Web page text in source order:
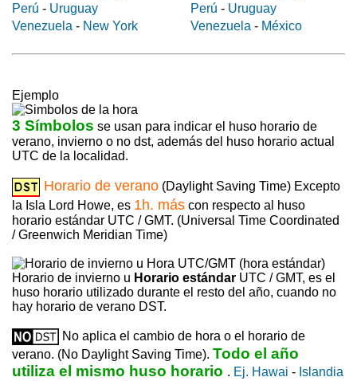
Perú - Uruguay
Venezuela - New York
Perú - Uruguay
Venezuela - México
Ejemplo
3 Símbolos se usan para indicar el huso horario de
verano, invierno o no dst, además del huso horario actual
UTC de la localidad.
Horario de verano (Daylight Saving Time) Excepto
la Isla Lord Howe, es 1h. más con respecto al huso
horario estándar UTC / GMT. (Universal Time Coordinated
/ Greenwich Meridian Time)
Horario de invierno u Horario estándar UTC / GMT, es el
huso horario utilizado durante el resto del año, cuando no
hay horario de verano DST.
No aplica el cambio de hora o el horario de
verano. (No Daylight Saving Time). Todo el año
utiliza el mismo huso horario . Ej. Hawai - Islandia